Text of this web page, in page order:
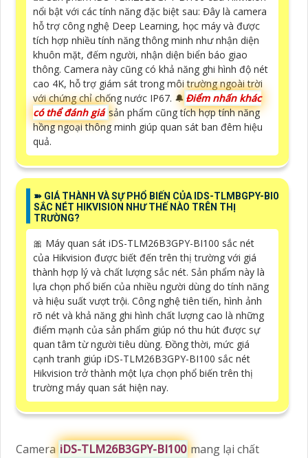
nổi bật với các tính năng đặc biệt sau: Đây là camera
hỗ trợ công nghệ Deep Learning, học máy và được
tích hợp nhiều tính năng thông minh như nhận diện
khuôn mặt, đếm người, nhận diện biển báo giao
thông. Camera này cũng có khả năng ghi hình độ nét
cao 4K, hỗ trợ giám sát trong môi trường ngoài trời
với chứng chỉ chống nước IP67. 🔔 Điểm nhấn khác
có thể đánh giá sản phẩm cũng tích hợp tính năng
hồng ngoại thông minh giúp quan sát ban đêm hiệu
quả.
➽ GIÁ THÀNH VÀ SỰ PHỔ BIẾN CỦA IDS-TLMBGPY-BI0
SẮC NÉT HIKVISION NHƯ THẾ NÀO TRÊN THỊ
TRƯỜNG?
🎀 Máy quan sát iDS-TLM26B3GPY-BI100 sắc nét
của Hikvision được biết đến trên thị trường với giá
thành hợp lý và chất lượng sắc nét. Sản phẩm này là
lựa chọn phổ biến của nhiều người dùng do tính năng
và hiệu suất vượt trội. Công nghệ tiên tiến, hình ảnh
rõ nét và khả năng ghi hình chất lượng cao là những
điểm mạnh của sản phẩm giúp nó thu hút được sự
quan tâm từ người tiêu dùng. Đồng thời, mức giá
cạnh tranh giúp iDS-TLM26B3GPY-BI100 sắc nét
Hikvision trở thành một lựa chọn phổ biến trên thị
trường máy quan sát hiện nay.
Camera iDS-TLM26B3GPY-BI100 mang lại chất